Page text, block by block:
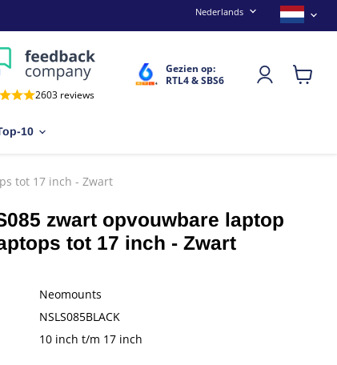
Taal
Nederlands Land
2603 reviews
Gezien op:
RTL4 & SBS6
10
tot 17 inch - Zwart
zwart opvouwbare laptop
tot 17 inch - Zwart
Neomounts
NSLS085BLACK
10 inch t/m 17 inch